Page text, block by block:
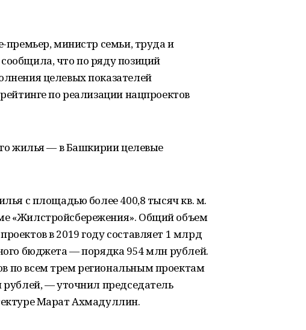
премьер, министр семьи, труда и
что по ряду позиций
целевых показателей
по реализации нацпроектов
жилья — в Башкирии целевые
с площадью более 400,8 тысяч кв. м.
«Жилстройсбережения». Общий объем
в 2019 году составляет 1 млрд
бюджета — порядка 954 млн рублей.
по всем трем региональным проектам
рублей, — уточнил председатель
Марат Ахмадуллин.